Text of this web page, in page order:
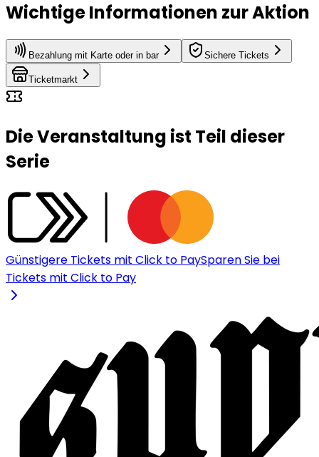
Wichtige Informationen zur Aktion
Bezahlung mit Karte oder in bar Sichere Tickets
Ticketmarkt
Die Veranstaltung ist Teil dieser
Serie
Günstigere Tickets mit Click to PaySparen Sie bei
Tickets mit Click to Pay